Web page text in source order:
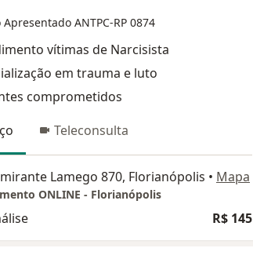
Apresentado ANTPC-RP 0874
vítimas de Narcisista
em trauma e luto
comprometidos
Teleconsulta
Lamego 870, Florianópolis • Mapa
ONLINE - Florianópolis
R$ 145